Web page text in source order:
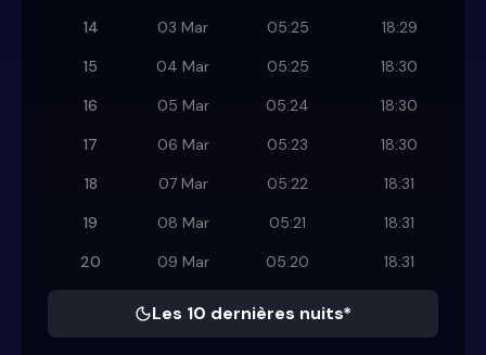
14
03 Mar 05:25
18:29
15
04 Mar 05:25
18:30
16
05 Mar 05:24
18:30
17
06 Mar 05:23
18:30
18
07 Mar 05:22
18:31
19
08 Mar 05:21
18:31
20
09 Mar 05:20 18:31
Les 10 dernières nuits*